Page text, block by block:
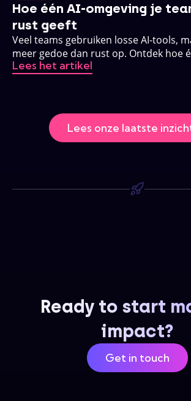
Hoe één AI-omgeving je
rust geeft
Veel teams gebruiken losse AI-tools,
meer gedoe dan rust op. Ontdek hoe
dat verandert.
Lees het artikel
Lees onze laatste
Ready to start
impact?
Get in touch